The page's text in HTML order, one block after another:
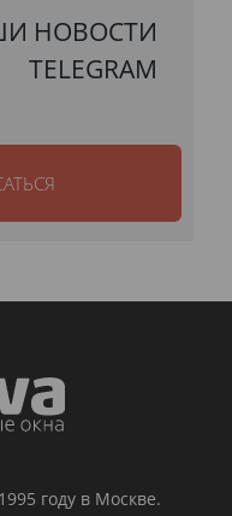
НОВОСТИ
TELEGRAM
году в Москве.